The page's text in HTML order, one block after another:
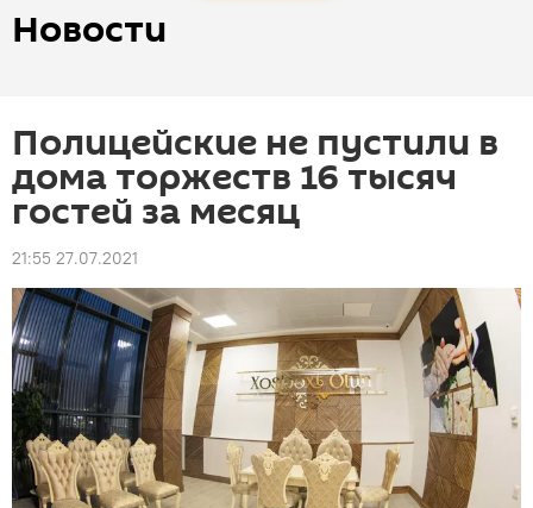
Новости
Полицейские не пустили в
дома торжеств 16 тысяч
гостей за месяц
21:55 27.07.2021